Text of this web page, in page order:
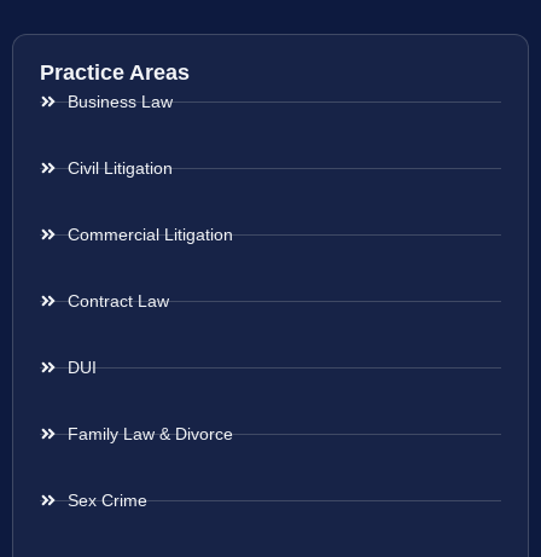
Practice Areas
Business Law
Civil Litigation
Commercial Litigation
Contract Law
DUI
Family Law & Divorce
Sex Crime